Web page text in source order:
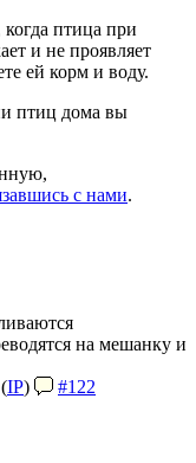
птица при
и не проявляет
ей корм и воду.
птиц дома вы
с нами.
на мешанку и
(IP) #122